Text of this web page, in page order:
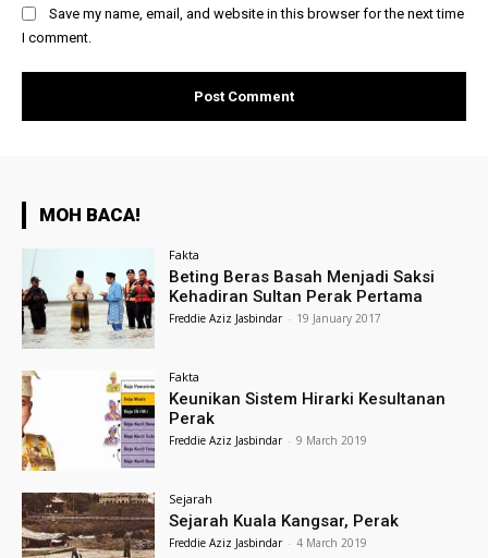
Save my name, email, and website in this browser for the next time
I comment.
MOH BACA!
Fakta
Beting Beras Basah Menjadi Saksi
Kehadiran Sultan Perak Pertama
Freddie Aziz Jasbindar - 19 January 2017
Fakta
Keunikan Sistem Hirarki Kesultanan
Perak
Freddie Aziz Jasbindar - 9 March 2019
Sejarah
Sejarah Kuala Kangsar, Perak
Freddie Aziz Jasbindar - 4 March 2019